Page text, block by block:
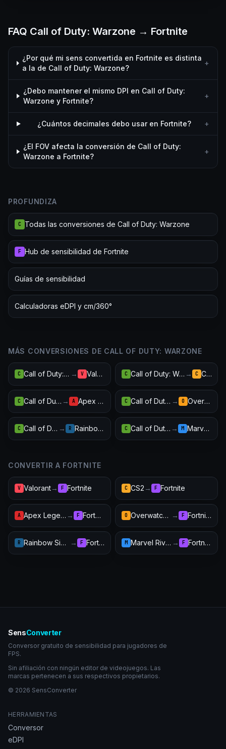
FAQ Call of Duty: Warzone → Fortnite
¿Por qué mi sens convertida en Fortnite es distinta
a la de Call of Duty: Warzone?
+
¿Debo mantener el mismo DPI en Call of Duty:
Warzone y Fortnite?
+
¿Cuántos decimales debo usar en Fortnite? +
¿El FOV afecta la conversión de Call of Duty:
Warzone a Fortnite?
+
PROFUNDIZA
C Todas las conversiones de Call of Duty: Warzone
F Hub de sensibilidad de Fortnite
Guías de sensibilidad
Calculadoras eDPI y cm/360°
MÁS CONVERSIONES DE CALL OF DUTY: WARZONE
C Call of Duty: Warzone → V Valorant C Call of Duty: Warzone → C CS2
C Call of Duty: Warzone → A Apex Legends C Call of Duty: Warzone → O Overwatch 2
C Call of Duty: Warzone → R Rainbow Six Siege C Call of Duty: Warzone → M Marvel Rivals
CONVERTIR A FORTNITE
V Valorant→ F Fortnite C CS2 → F Fortnite
A Apex Legends → F Fortnite O Overwatch 2 → F Fortnite
R Rainbow Six Siege → F Fortnite M Marvel Rivals → F Fortnite
SensConverter
Conversor gratuito de sensibilidad para jugadores de
FPS.
Sin afiliación con ningún editor de videojuegos. Las
marcas pertenecen a sus respectivos propietarios.
© 2026 SensConverter
HERRAMIENTAS
Conversor
eDPI